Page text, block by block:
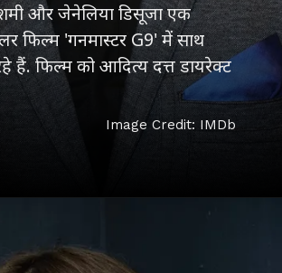
और जेनेलिया डिसूजा एक
फिल्म 'गनमास्टर G9' में साथ
हैं. फिल्म को आदित्य दत्त डायरेक्ट
Image Credit: IMDb